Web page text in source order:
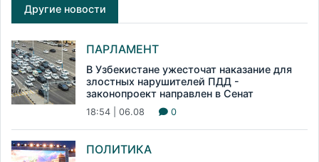
Другие новости
ПАРЛАМЕНТ
В Узбекистане ужесточат наказание для
злостных нарушителей ПДД -
законопроект направлен в Сенат
18:54 | 06.08 0
ПОЛИТИКА